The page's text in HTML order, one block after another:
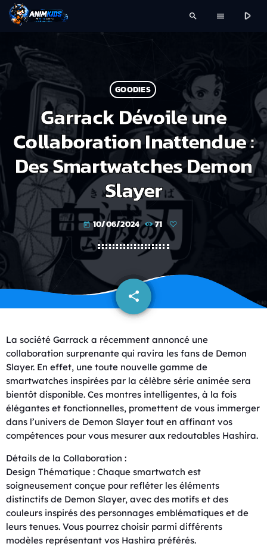
search menu play_arrow
GOODIES
Garrack Dévoile une
Collaboration Inattendue :
Des Smartwatches Demon
Slayer
today 10/06/2024 71
share
email
La société Garrack a récemment annoncé une
collaboration surprenante qui ravira les fans de Demon
Slayer. En effet, une toute nouvelle gamme de
smartwatches inspirées par la célèbre série animée sera
bientôt disponible. Ces montres intelligentes, à la fois
élégantes et fonctionnelles, promettent de vous immerger
dans l’univers de Demon Slayer tout en affinant vos
compétences pour vous mesurer aux redoutables Hashira.
Détails de la Collaboration :
Design Thématique : Chaque smartwatch est
soigneusement conçue pour refléter les éléments
distinctifs de Demon Slayer, avec des motifs et des
couleurs inspirés des personnages emblématiques et de
leurs tenues. Vous pourrez choisir parmi différents
modèles représentant vos Hashira préférés.